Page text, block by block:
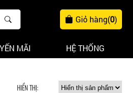
Giỏ hàng(0)
MÃI HỆ THỐNG
HIỂN THỊ: